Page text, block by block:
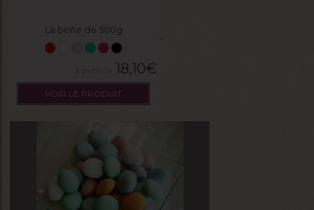
La boite de 500g
18,10€
VOIR LE PRODUIT